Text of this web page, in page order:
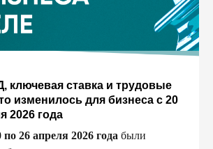
ключевая ставка и трудовые
изменилось для бизнеса с 20
2026 года
по 26 апреля 2026 года были